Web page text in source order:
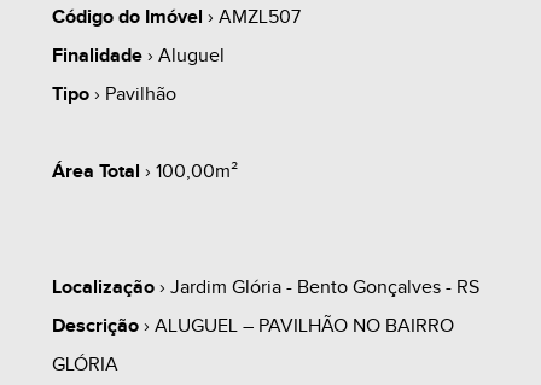
Código do Imóvel › AMZL507
Finalidade› Aluguel
Tipo› Pavilhão
Área Total › 100,00m²
Localização› Jardim Glória - Bento Gonçalves - RS
Descrição› ALUGUEL – PAVILHÃO NO BAIRRO
GLÓRIA